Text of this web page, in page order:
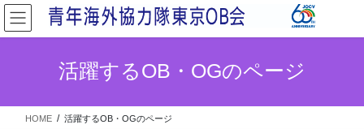
コ
ン
テ
ス
ナ
ビ
ゲ
ン
活躍するOB・OGのページ
HOME 活躍するOB・OGのページ